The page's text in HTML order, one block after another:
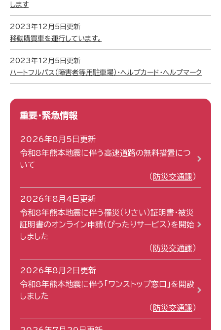
します
2023年12月5日更新
移動購買車を運行しています。
2023年12月5日更新
ハートフルパス（障害者等用駐車場）・ヘルプカード・ヘルプマーク
重要・緊急情報
2026年8月5日更新
令和8年熊本地震に伴う高速道路の無料措置につ
いて
防災交通課
2026年8月4日更新
令和8年熊本地震に伴う罹災（りさい）証明書・被災
証明書のオンライン申請（ぴったりサービス）を開始
しました
防災交通課
2026年8月2日更新
令和8年熊本地震に伴う「ワンストップ窓口」を開設
しました
防災交通課